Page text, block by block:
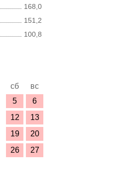
168,0
151,2
100,8
сб
вс
5
6
12
13
19
20
26
27